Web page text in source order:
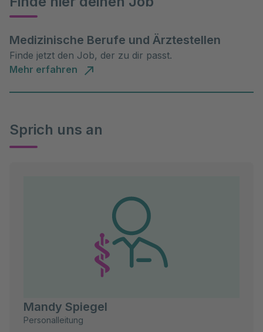
Medizinische Berufe und Ärztestellen
Finde jetzt den Job, der zu dir passt.
Mehr erfahren
Sprich uns an
Mandy Spiegel
Personalleitung